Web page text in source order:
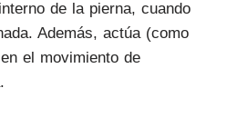
de la pierna, cuando
Además, actúa (como
el movimiento de